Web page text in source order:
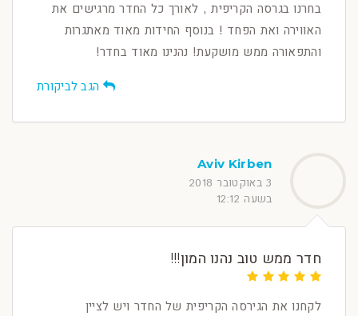
בחרנו בגרסה הקריפית , לאורך כל החדר מרגישים את
האווירה ואת הפחד ! בנוסף החידות מאוד מאתגרות
והתפאורה ממש מושקעת! נהנינו מאוד בחדר!
הגב לביקורת
Aviv Kirben
3 באוקטובר 2018
בשעה 12:12
חדר ממש טוב נהנו המון!!!
לקחנו את הגירסה הקריפית של החדר ויש לציין